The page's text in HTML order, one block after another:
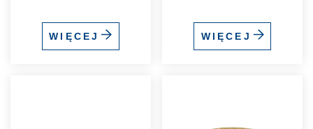
WIĘCEJ WIĘCEJ